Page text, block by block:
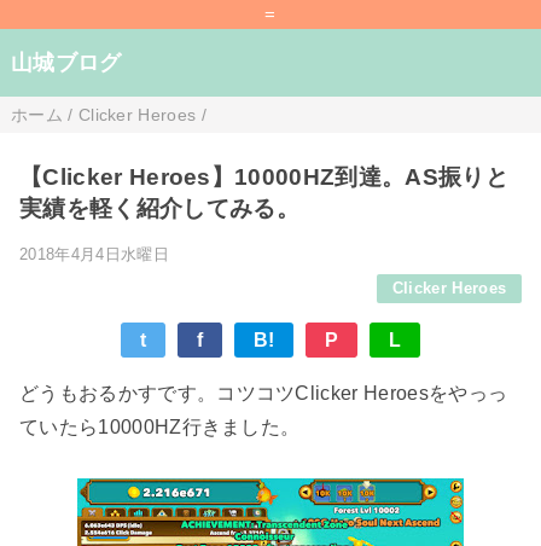
=
山城ブログ
ホーム / Clicker Heroes /
【Clicker Heroes】10000HZ到達。AS振りと
実績を軽く紹介してみる。
2018年4月4日水曜日
Clicker Heroes
t f B! P L
どうもおるかすです。コツコツClicker Heroesをやっっ
ていたら10000HZ行きました。